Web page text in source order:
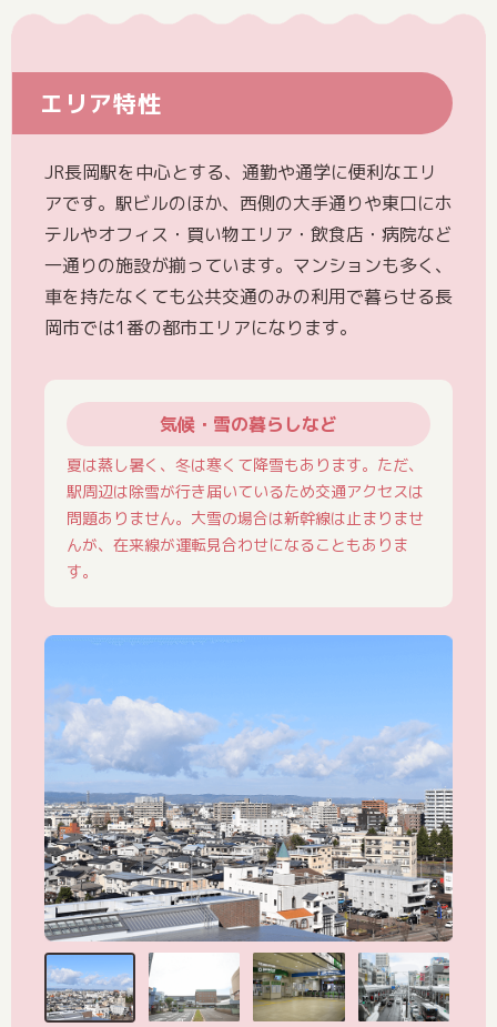
エリア特性
JR長岡駅を中心とする、通勤や通学に便利なエリ
アです。駅ビルのほか、西側の大手通りや東口にホ
テルやオフィス・買い物エリア・飲食店・病院など
一通りの施設が揃っています。マンションも多く、
車を持たなくても公共交通のみの利用で暮らせる長
岡市では1番の都市エリアになります。
気候・雪の暮らしなど
夏は蒸し暑く、冬は寒くて降雪もあります。ただ、
駅周辺は除雪が行き届いているため交通アクセスは
問題ありません。大雪の場合は新幹線は止まりませ
んが、在来線が運転見合わせになることもありま
す。